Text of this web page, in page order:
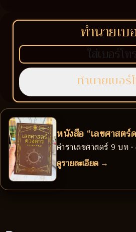
ทำนายเบ
หนังสือ “เลขศาสตร์
ตำราเลขศาสตร์ 9 บท
ดูรายละเอียด →